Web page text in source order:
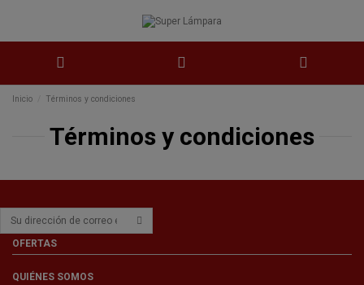
Inicio Términos y condiciones
Términos y condiciones
OFERTAS
QUIÉNES SOMOS